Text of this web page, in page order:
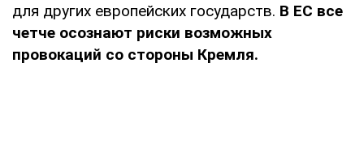
для других европейских государств. В ЕС все
четче осознают риски возможных
провокаций со стороны Кремля.